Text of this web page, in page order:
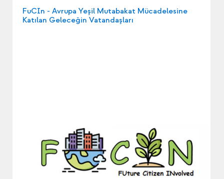
FuCIn - Avrupa Yeşil Mutabakat Mücadelesine
Katılan Geleceğin Vatandaşları